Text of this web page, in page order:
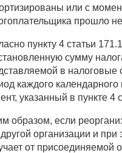
или с
прошло
пункту 4 статьи
сумму
в налоговые
каждого календарного
указанный в пункте 4
образом, если
организации и
от присоединяемой